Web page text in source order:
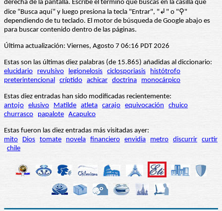
derecha de la pantalla. Escribe el término que buscas en la casilla que
dice “Busca aquí” y luego presiona la tecla "Entrar", "↲" o "⚲"
dependiendo de tu teclado. El motor de búsqueda de Google abajo es
para buscar contenido dentro de las páginas.
Última actualización: Viernes, Agosto 7 06:16 PDT 2026
Estas son las últimas diez palabras (de 15.865) añadidas al diccionario:
elucidario
revulsivo legionelosis ciclosporiasis
histótrofo
preterintencional críptido achicar doctrina monocárpico
Estas diez entradas han sido modificadas recientemente:
antojo elusivo Matilde atleta carajo equivocación
chuico
churrasco
papalote Acapulco
Estas fueron las diez entradas más visitadas ayer:
mito
Dios tomate novela financiero envidia metro discurrir curtir
chile